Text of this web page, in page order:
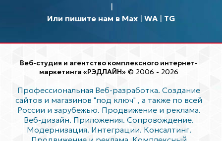
Или пишите нам в Max| WA| TG
Веб-студия и агентство комплексного интернет-
маркетинга «РЭДЛАЙН» © 2006 - 2026
Профессиональная Веб-разработка. Создание
сайтов и магазинов "под ключ" , а также по всей
России и зарубежью. Продвижение и реклама.
Веб-дизайн. Приложения. Сопровождение.
Модернизация. Интеграции. Консалтинг.